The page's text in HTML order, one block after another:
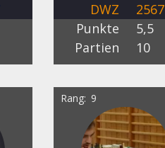
DWZ
2567
Punkte
5,5
Partien
10
Rang 9